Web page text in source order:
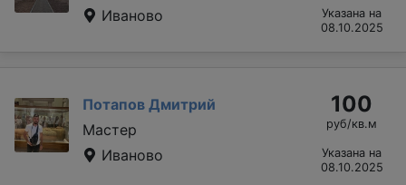
Иваново
Указана на
08.10.2025
Потапов Дмитрий
Мастер
Иваново
100
руб/кв.м
Указана на
08.10.2025